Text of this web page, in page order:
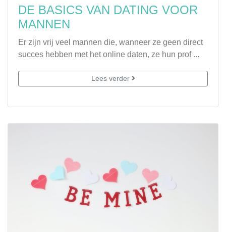
DE BASICS VAN DATING VOOR
MANNEN
Er zijn vrij veel mannen die, wanneer ze geen direct
succes hebben met het online daten, ze hun prof ...
Lees verder